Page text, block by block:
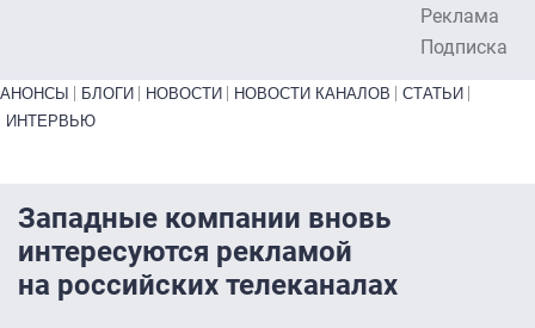
Реклама
Подписка
Primary links bottom
АНОНСЫ БЛОГИ НОВОСТИ НОВОСТИ КАНАЛОВ
СТАТЬИ
ИНТЕРВЬЮ
Западные компании вновь
интересуются рекламой
на российских телеканалах